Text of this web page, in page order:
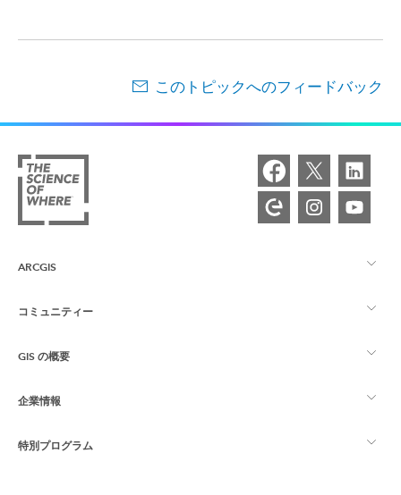
このトピックへのフィードバック
ARCGIS
ArcGIS の概要
マッピング
コミュニティー
Esri Community
ArcGIS ブログ
GIS の概要
GIS とは
ロケーション インテリジェンス
企業情報
Esri について
特別プログラム